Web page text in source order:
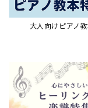
おすすめ記事